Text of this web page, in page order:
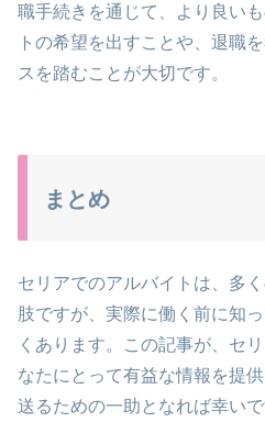
職手続きを通じて、より良い
トの希望を出すことや、退職
スを踏むことが大切です。
まとめ
セリアでのアルバイトは、多
肢ですが、実際に働く前に知
くあります。この記事が、セ
なたにとって有益な情報を提
送るための一助となれば幸いで